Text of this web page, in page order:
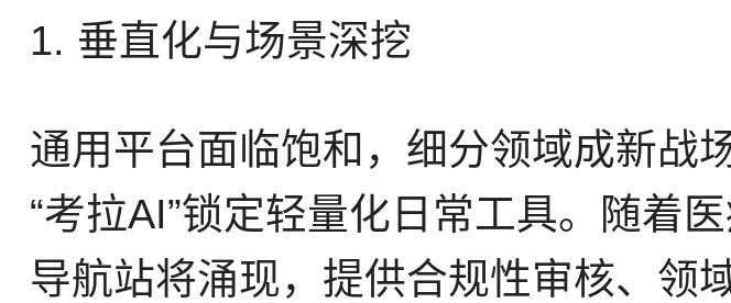
1. 垂直化与场景深挖
通用平台面临饱和，细分领域成新战
“考拉AI”锁定轻量化日常工具。随着
导航站将涌现，提供合规性审核、领